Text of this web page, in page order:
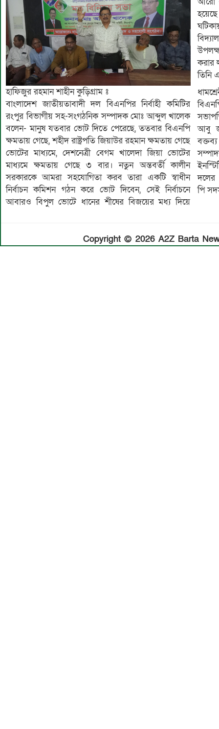
হাফিজুর রহমান শাহীন কুড়িগ্রাম ঃ
বাংলাদেশ জাতীয়তাবাদী দল বিএনপির নির্বাহী কমিটির
রংপুর বিভাগীয় সহ-সংগঠনিক সম্পাদক মোঃ আব্দুল খালেক
বলেন- মানুষ যতবার ভোট দিতে পেরেছে, ততবার বিএনপি
ক্ষমতায় গেছে, শহীদ রাষ্ট্রপতি জিয়াউর রহমান ক্ষমতায় গেছে
ভোটের মাধ্যমে, দেশনেত্রী বেগম খালেদা জিয়া ভোটের
মাধ্যমে ক্ষমতায় গেছে ৩ বার। নতুন অন্তবর্তী কালীন
সরকারকে আমরা সহযোগিতা করব তারা একটি স্বাধীন
নির্বাচন কমিশন গঠন করে ভোট দিবেন, সেই নির্বাচনে
আবারও বিপুল ভোটে ধানের শীষের বিজয়ের মধ্য দিয়ে
করার
তিনি
আবু
দলের
পি
Copyright © 2026 A2Z Barta